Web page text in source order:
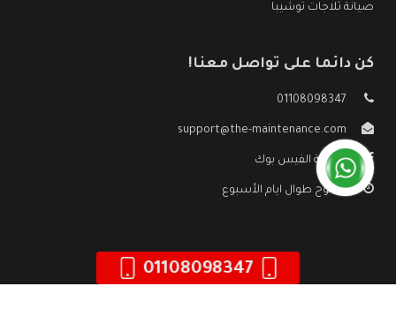
صيانة ثلاجات توشيبا
كن دائما على تواصل معنا!
01108098347
support@the-maintenance.com
صفحة الفيس بوك
مفتوح طوال ايام الأسبوع
01108098347